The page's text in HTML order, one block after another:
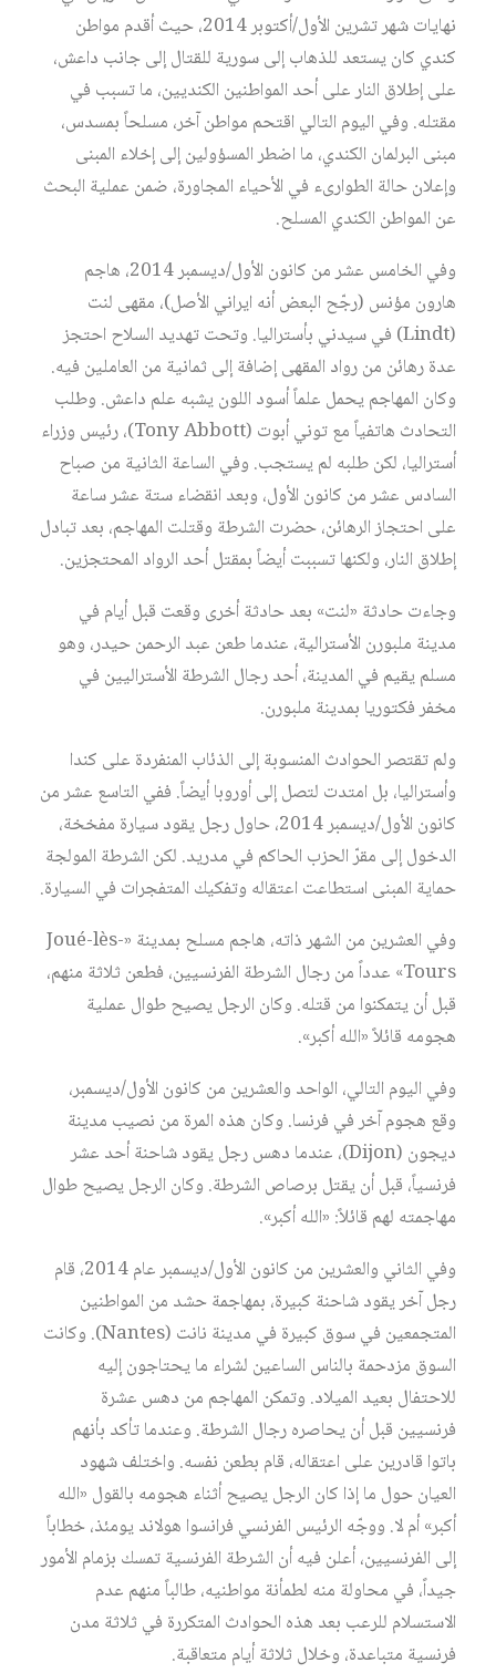
نهايات شهر تشرين الأول/أكتوبر 2014، حيث أقدم مواطن
كندي كان يستعد للذهاب إلى سورية للقتال إلى جانب داعش،
على إطلاق النار على أحد المواطنين الكنديين، ما تسبب في
مقتله. وفي اليوم التالي اقتحم مواطن آخر، مسلحاً بمسدس،
مبنى البرلمان الكندي، ما اضطر المسؤولين إلى إخلاء المبنى
وإعلان حالة الطوارىء في الأحياء المجاورة، ضمن عملية البحث
عن المواطن الكندي المسلح.
وفي الخامس عشر من كانون الأول/ديسمبر 2014، هاجم
هارون مؤنس (رجّح البعض أنه ايراني الأصل)، مقهى لنت
(Lindt) في سيدني بأستراليا. وتحت تهديد السلاح احتجز
عدة رهائن من رواد المقهى إضافة إلى ثمانية من العاملين فيه.
وكان المهاجم يحمل علماً أسود اللون يشبه علم داعش. وطلب
التحادث هاتفياً مع توني أبوت (Tony Abbott)، رئيس وزراء
أستراليا، لكن طلبه لم يستجب. وفي الساعة الثانية من صباح
السادس عشر من كانون الأول، وبعد انقضاء ستة عشر ساعة
على احتجاز الرهائن، حضرت الشرطة وقتلت المهاجم، بعد تبادل
إطلاق النار، ولكنها تسببت أيضاً بمقتل أحد الرواد المحتجزين.
وجاءت حادثة «لنت» بعد حادثة أخرى وقعت قبل أيام في
مدينة ملبورن الأسترالية، عندما طعن عبد الرحمن حيدر، وهو
مسلم يقيم في المدينة، أحد رجال الشرطة الأستراليين في
مخفر فكتوريا بمدينة ملبورن.
ولم تقتصر الحوادث المنسوبة إلى الذئاب المنفردة على كندا
وأستراليا، بل امتدت لتصل إلى أوروبا أيضاً. ففي التاسع عشر من
كانون الأول/ديسمبر 2014، حاول رجل يقود سيارة مفخخة،
الدخول إلى مقرّ الحزب الحاكم في مدريد. لكن الشرطة المولجة
حماية المبنى استطاعت اعتقاله وتفكيك المتفجرات في السيارة.
وفي العشرين من الشهر ذاته، هاجم مسلح بمدينة «Joué-lès-
Tours» عدداً من رجال الشرطة الفرنسيين، فطعن ثلاثة منهم،
قبل أن يتمكنوا من قتله. وكان الرجل يصيح طوال عملية
هجومه قائلاً «الله أكبر».
وفي اليوم التالي، الواحد والعشرين من كانون الأول/ديسمبر،
وقع هجوم آخر في فرنسا. وكان هذه المرة من نصيب مدينة
ديجون (Dijon)، عندما دهس رجل يقود شاحنة أحد عشر
فرنسياً، قبل أن يقتل برصاص الشرطة. وكان الرجل يصيح طوال
مهاجمته لهم قائلاً: «الله أكبر».
وفي الثاني والعشرين من كانون الأول/ديسمبر عام 2014، قام
رجل آخر يقود شاحنة كبيرة، بمهاجمة حشد من المواطنين
المتجمعين في سوق كبيرة في مدينة نانت (Nantes). وكانت
السوق مزدحمة بالناس الساعين لشراء ما يحتاجون إليه
للاحتفال بعيد الميلاد. وتمكن المهاجم من دهس عشرة
فرنسيين قبل أن يحاصره رجال الشرطة. وعندما تأكد بأنهم
باتوا قادرين على اعتقاله، قام بطعن نفسه. واختلف شهود
العيان حول ما إذا كان الرجل يصيح أثناء هجومه بالقول «الله
أكبر» أم لا. ووجّه الرئيس الفرنسي فرانسوا هولاند يومئذ، خطاباً
إلى الفرنسيين، أعلن فيه أن الشرطة الفرنسية تمسك بزمام الأمور
جيداً، في محاولة منه لطمأنة مواطنيه، طالباً منهم عدم
الاستسلام للرعب بعد هذه الحوادث المتكررة في ثلاثة مدن
فرنسية متباعدة، وخلال ثلاثة أيام متعاقبة.